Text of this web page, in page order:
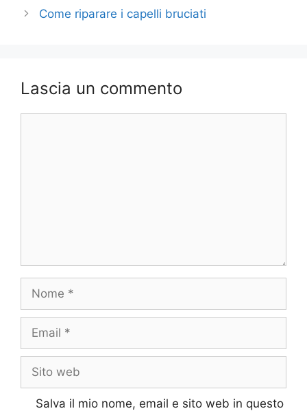
Come riparare i capelli bruciati
Lascia un commento
web
Salva il mio nome, email e sito web in questo